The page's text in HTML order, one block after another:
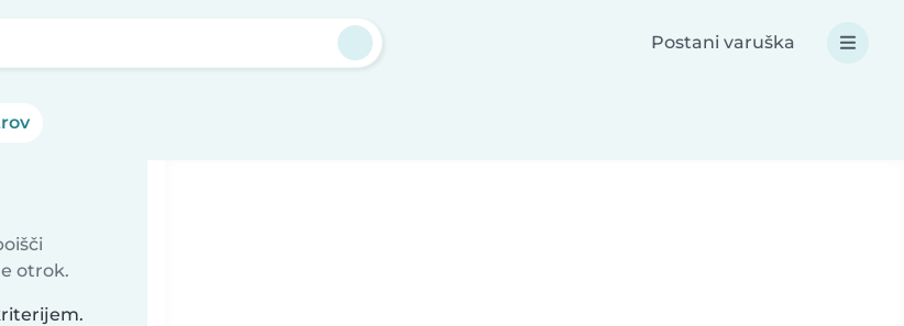
Postani varuška
otrok.